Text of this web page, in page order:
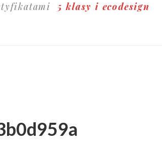
5 klasy i ecodesign